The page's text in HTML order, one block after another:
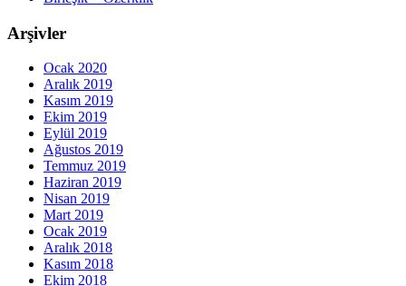
Arşivler
Ocak 2020
Aralık 2019
Kasım 2019
Ekim 2019
Eylül 2019
Ağustos 2019
Temmuz 2019
Haziran 2019
Nisan 2019
Mart 2019
Ocak 2019
Aralık 2018
Kasım 2018
Ekim 2018